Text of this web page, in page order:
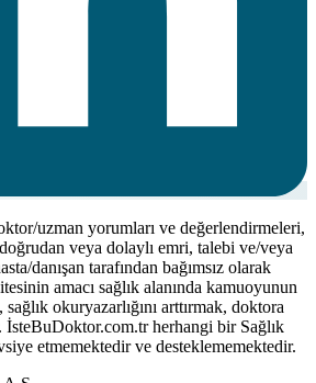
uzman yorumları ve değerlendirmeleri,
veya dolaylı emri, talebi ve/veya
danışan tarafından bağımsız olarak
amacı sağlık alanında kamuoyunun
okuryazarlığını arttırmak, doktora
İsteBuDoktor.com.tr herhangi bir Sağlık
etmemektedir ve desteklememektedir.